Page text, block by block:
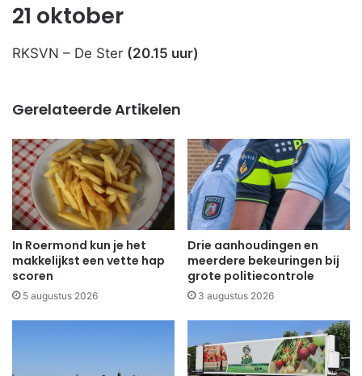
21 oktober
RKSVN – De Ster (20.15 uur)
Gerelateerde Artikelen
In Roermond kun je het
makkelijkst een vette hap
scoren
5 augustus 2026
Drie aanhoudingen en
meerdere bekeuringen bij
grote politiecontrole
3 augustus 2026